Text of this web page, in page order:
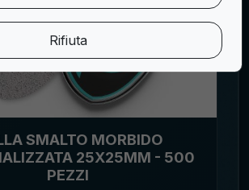
SMALTO MORBIDO
25X25MM - 500
PEZZI
Rifiuta